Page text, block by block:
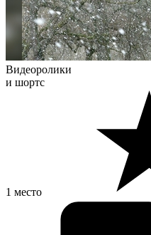
Видеоролики
и шортс
1 место